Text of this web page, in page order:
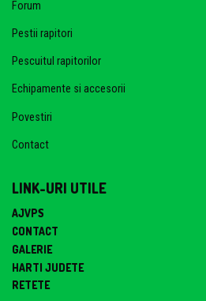
Forum
Pestii rapitori
Pescuitul rapitorilor
Echipamente si accesorii
Povestiri
Contact
LINK-URI UTILE
AJVPS
CONTACT
GALERIE
HARTI JUDETE
RETETE